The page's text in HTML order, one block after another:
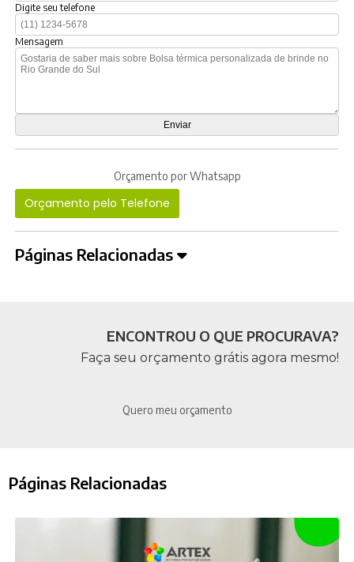
Digite seu telefone
Mensagem
Orçamento por Whatsapp
Orçamento pelo Telefone
Páginas Relacionadas
ENCONTROU O QUE PROCURAVA?
Faça seu orçamento grátis agora mesmo!
Quero meu orçamento
Páginas Relacionadas